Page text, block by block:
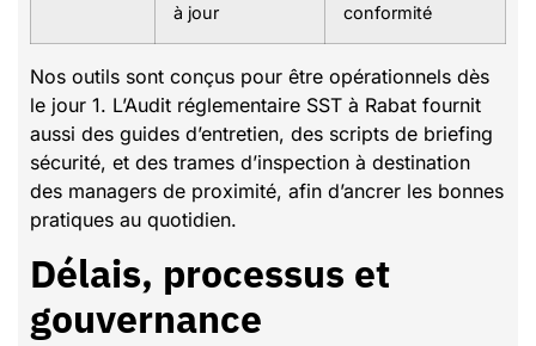
à jour
conformité
Nos outils sont conçus pour être opérationnels dès
le jour 1. L’Audit réglementaire SST à Rabat fournit
aussi des guides d’entretien, des scripts de briefing
sécurité, et des trames d’inspection à destination
des managers de proximité, afin d’ancrer les bonnes
pratiques au quotidien.
Délais, processus et
gouvernance